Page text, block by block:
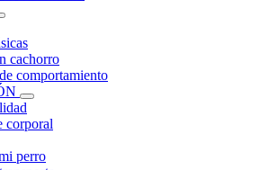
cachorro
comportamiento
corporal
perro